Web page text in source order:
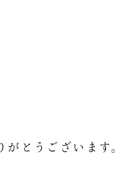
とうございます。